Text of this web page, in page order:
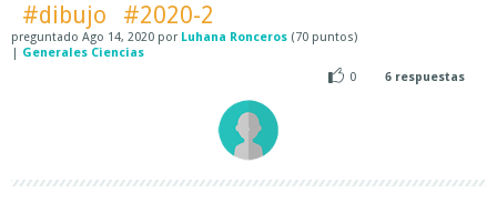
#dibujo
#2020-2
preguntado Ago 14, 2020 por Luhana Ronceros (70 puntos)
| Generales Ciencias
0
6 respuestas